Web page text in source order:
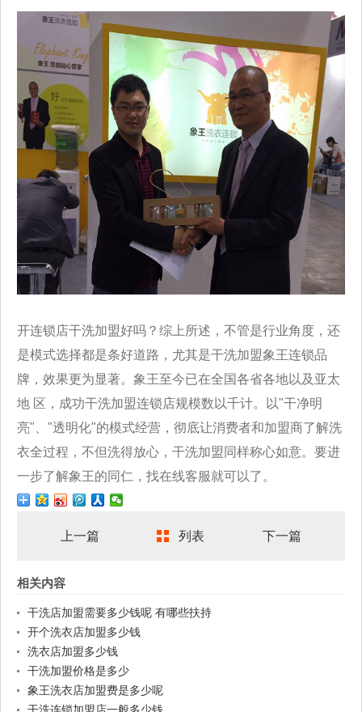
开连锁店干洗加盟好吗？综上所述，不管是行业角度，还
是模式选择都是条好道路，尤其是干洗加盟象王连锁品
牌，效果更为显著。象王至今已在全国各省各地以及亚太
地 区，成功干洗加盟连锁店规模数以千计。以"干净明
亮"、"透明化"的模式经营，彻底让消费者和加盟商了解洗
衣全过程，不但洗得放心，干洗加盟同样称心如意。要进
一步了解象王的同仁，找在线客服就可以了。
上一篇 列表 下一篇
相关内容
干洗店加盟需要多少钱呢 有哪些扶持
开个洗衣店加盟多少钱
洗衣店加盟多少钱
干洗加盟价格是多少
象王洗衣店加盟费是多少呢